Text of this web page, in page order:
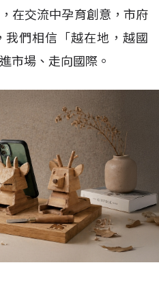
在交流中孕育創意，市府
們相信「越在地，越國
市場、走向國際。